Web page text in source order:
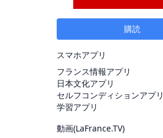
購読
スマホアプリ
フランス情報アプリ
日本文化アプリ
セルフコンディションアプリ
学習アプリ
動画(LaFrance.TV)